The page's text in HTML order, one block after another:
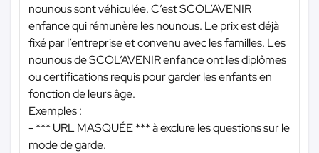
nounous sont véhiculée. C’est SCOL’AVENIR
enfance qui rémunère les nounous. Le prix est déjà
fixé par l’entreprise et convenu avec les familles. Les
nounous de SCOL’AVENIR enfance ont les diplômes
ou certifications requis pour garder les enfants en
fonction de leurs âge.
Exemples :
-*** URL MASQUÉE ***à exclure les questions sur le
mode de garde.